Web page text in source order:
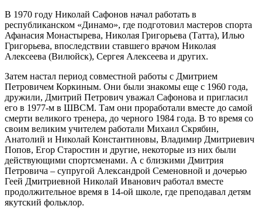
В 1970 году Николай Сафонов начал работать в
республиканском «Динамо», где подготовил мастеров спорта
Афанасия Монастырева, Николая Григорьева (Татта), Илью
Григорьева, впоследствии ставшего врачом Николая
Алексеева (Вилюйск), Сергея Алексеева и других.
Затем настал период совместной работы с Дмитрием
Петровичем Коркиным. Они были знакомы еще с 1960 года,
дружили, Дмитрий Петрович уважал Сафонова и пригласил
его в 1977-м в ШВСМ. Там они проработали вместе до самой
смерти великого тренера, до черного 1984 года. В то время со
своим великим учителем работали Михаил Скрябин,
Анатолий и Николай Константиновы, Владимир Дмитриевич
Попов, Егор Старостин и другие, некоторые из них были
действующими спортсменами. А с близкими Дмитрия
Петровича – супругой Александрой Семеновной и дочерью
Геей Дмитриевной Николай Иванович работал вместе
продолжительное время в 14-ой школе, где преподавал детям
якутский фольклор.